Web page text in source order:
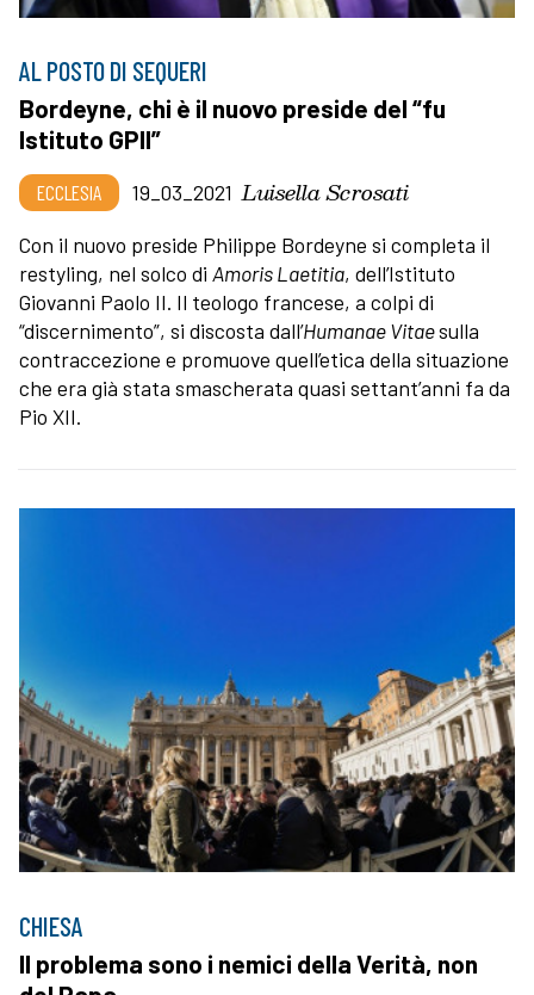
AL POSTO DI SEQUERI
Bordeyne, chi è il nuovo preside del “fu
Istituto GPII”
ECCLESIA 19_03_2021 Luisella Scrosati
Con il nuovo preside Philippe Bordeyne si completa il
restyling, nel solco di Amoris Laetitia, dell’Istituto
Giovanni Paolo II. Il teologo francese, a colpi di
“discernimento”, si discosta dall’Humanae Vitaesulla
contraccezione e promuove quell’etica della situazione
che era già stata smascherata quasi settant’anni fa da
Pio XII.
CHIESA
Il problema sono i nemici della Verità, non